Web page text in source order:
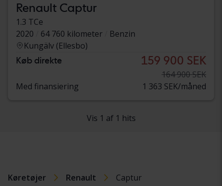
Renault Captur
1.3 TCe
2020
64 760 kilometer
Benzin
Kungälv (Ellesbo)
Køb direkte 159 900 SEK
164 900 SEK
Med finansiering
1 363 SEK/måned
Vis 1 af 1 hits
Køretøjer Renault Captur